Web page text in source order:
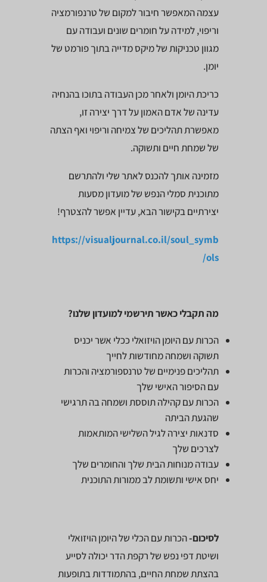
עצמה המאפשר חיבור למקום של טרנפורמציה
וריפוי, למידה על חומרים שונים ועבודה עם
מגוון טכניקות של מיקס מדייה בתוך פורמט של
יומן.
כריכת היומן ולאחר מכן העבודה בתוכו בהנחיה
עדינה של אדם האמון על דרך יצירה זו,
מאפשרת תהליכים של צמיחה וריפוי ואף הצתה
של שמחת חיים ותשוקה.
מזמינה אותך להכנס לאתר שלי ולהתרשם
מתוכנית סמלי הנפש של מועדון מסעות
יצירתיים בקישור הבא, עדיין אפשר להצטרף!
https://visualjournal.co.il/soul_symb
ols/
מה תקבלי כאשר תירשמי למועדון שלנו?
הכרות עם היומן הויזואלי ככלי אשר יכניס
תשוקה ושמחה מחודשות לחייך
תהליכים פנימיים של טרנספורמציה והכרות
עם הסיפור האישי שלך
הכרות עם קהילה תוססת ושמחה בה תרגישי
שהגעת הביתה
סדנאות יצירה לגיל השלישי המותאמות
לצרכים שלך
עבודה מנוחות הבית שלך והחומרים שלך
יחס אישי ותשומת לב ממורות התוכנית
לסיכום-הכרות עם הכלי של היומן הויזואלי
ושיטת דפי נפש של רקפת הדר יכולה לסייע
בהצתת שמחת החיים, בהתמודדות בתופעות